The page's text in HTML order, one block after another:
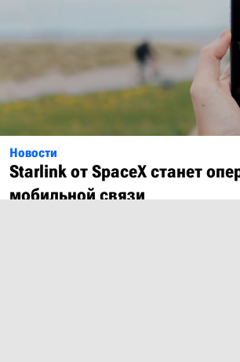
Новости
Starlink от SpaceX станет
мобильной связи